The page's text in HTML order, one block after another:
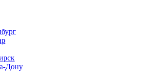
Дону